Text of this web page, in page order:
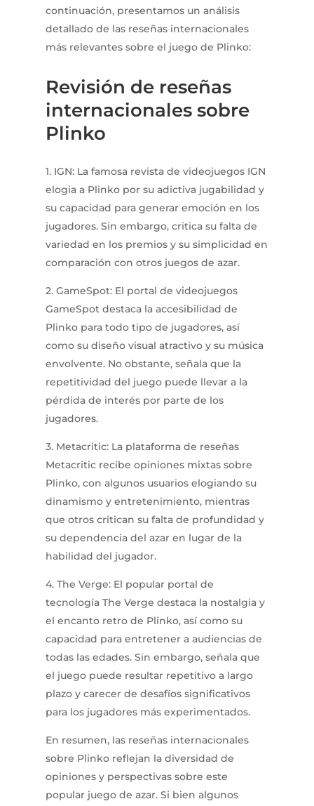
continuación, presentamos un análisis
detallado de las reseñas internacionales
más relevantes sobre el juego de Plinko:
Revisión de reseñas
internacionales sobre
Plinko
1. IGN: La famosa revista de videojuegos IGN
elogia a Plinko por su adictiva jugabilidad y
su capacidad para generar emoción en los
jugadores. Sin embargo, critica su falta de
variedad en los premios y su simplicidad en
comparación con otros juegos de azar.
2. GameSpot: El portal de videojuegos
GameSpot destaca la accesibilidad de
Plinko para todo tipo de jugadores, así
como su diseño visual atractivo y su música
envolvente. No obstante, señala que la
repetitividad del juego puede llevar a la
pérdida de interés por parte de los
jugadores.
3. Metacritic: La plataforma de reseñas
Metacritic recibe opiniones mixtas sobre
Plinko, con algunos usuarios elogiando su
dinamismo y entretenimiento, mientras
que otros critican su falta de profundidad y
su dependencia del azar en lugar de la
habilidad del jugador.
4. The Verge: El popular portal de
tecnología The Verge destaca la nostalgia y
el encanto retro de Plinko, así como su
capacidad para entretener a audiencias de
todas las edades. Sin embargo, señala que
el juego puede resultar repetitivo a largo
plazo y carecer de desafíos significativos
para los jugadores más experimentados.
En resumen, las reseñas internacionales
sobre Plinko reflejan la diversidad de
opiniones y perspectivas sobre este
popular juego de azar. Si bien algunos